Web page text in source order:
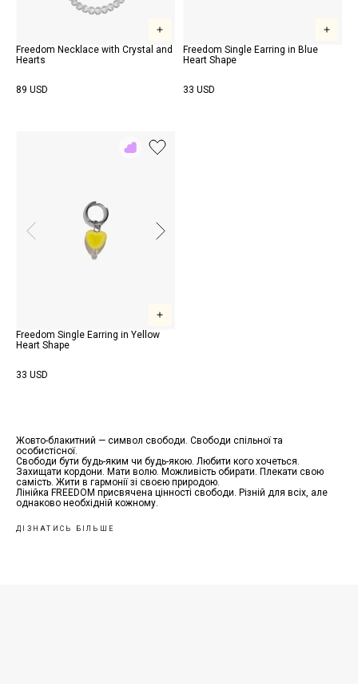
Freedom Necklace with Crystal and
Hearts
89 USD
Freedom Single Earring in Blue
Heart Shape
33 USD
Add
Freedom Single Earring in Yellow
Heart Shape
33 USD
Жовто-блакитний — символ свободи. Свободи спільної та
особистісної.
Свободи бути будь-яким чи будь-якою. Любити кого хочеться.
Захищати кордони. Мати волю. Можливість обирати. Плекати свою
самість. Жити в гармонії зі своєю природою.
Лінійка FREEDOM присвячена цінності свободи. Різній для всіх, але
однаково необхідній кожному.
ДІЗНАТИСЬ БІЛЬШЕ